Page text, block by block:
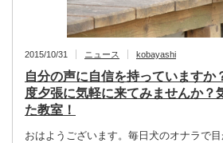
2015/10/31 ニュース kobayashi
自分の声に自信を持っていますか
度夕張に気軽に来てみませんか？
た教室！
おはようございます。毎日犬のオナラで